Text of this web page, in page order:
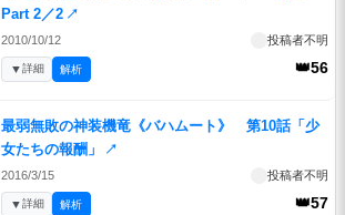
Part 2／2 ↗
2010/10/12 投稿者不明
👑56
▼詳細 解析
最弱無敗の神装機竜《バハムート》 第10話「少
女たちの報酬」
↗
2016/3/15 投稿者不明
👑57
▼詳細 解析